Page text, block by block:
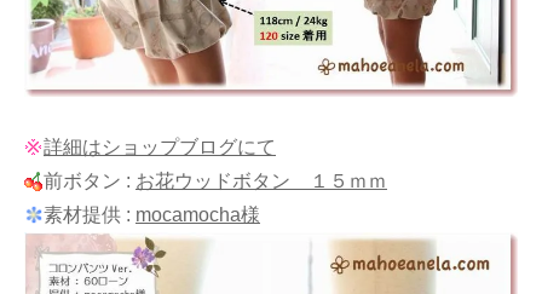
詳細はショップブログにて
前ボタン : お花ウッドボタン １５ｍｍ
素材提供 : mocamocha様